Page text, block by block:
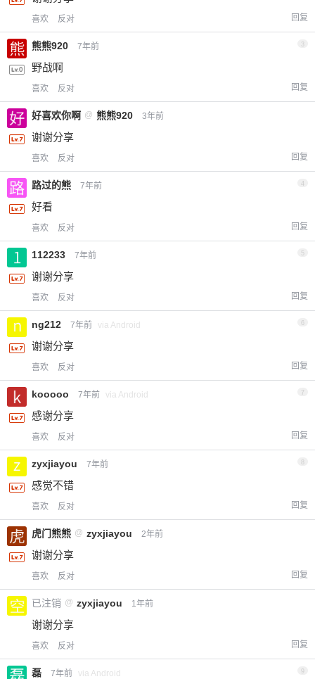
喜欢 反对 回复
熊熊920 7年前 3
野战啊
喜欢 反对 回复
好喜欢你啊 @ 熊熊920 3年前
谢谢分享
喜欢 反对 回复
路过的熊 7年前 4
好看
喜欢 反对 回复
112233 7年前 5
谢谢分享
喜欢 反对 回复
ng212 7年前 via Android
谢谢分享
喜欢 反对 回复
kooooo 7年前 via Android 7
感谢分享
喜欢 反对 回复
zyxjiayou 7年前
感觉不错
喜欢 反对 回复
虎门熊熊 @ zyxjiayou 2年前
谢谢分享
喜欢 反对 回复
已注销 @ zyxjiayou 1年前
谢谢分享
喜欢 反对 回复
磊 7年前 via Android 9